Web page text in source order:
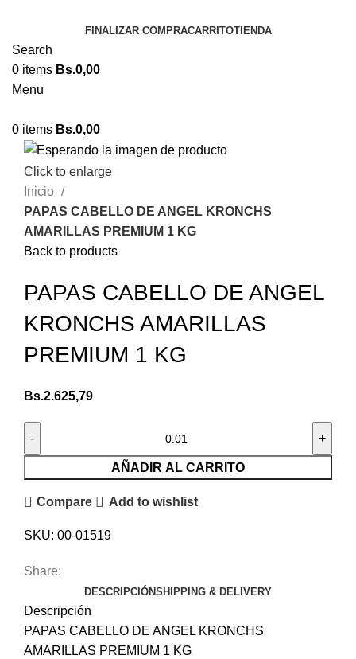
FINALIZAR COMPRACARRITOTIENDA
Search
0 items Bs.0,00
Menu
0 items Bs.0,00
Click to enlarge
Inicio
PAPAS CABELLO DE ANGEL KRONCHS
AMARILLAS PREMIUM 1 KG
Back to products
PAPAS CABELLO DE ANGEL
KRONCHS AMARILLAS
PREMIUM 1 KG
Bs.2.625,79
AÑADIR AL CARRITO
Compare Add to wishlist
SKU: 00-01519
Share:
DESCRIPCIÓNSHIPPING & DELIVERY
Descripción
PAPAS CABELLO DE ANGEL KRONCHS
AMARILLAS PREMIUM 1 KG